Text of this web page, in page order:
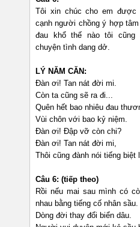
Tôi xin chúc cho em được
cạnh người chồng ý hợp
đau khổ thế nào tôi cũng
chuyện tình dang dở.
LÝ NĂM CĂN:
Đàn ơi! Tan nát đời mi.
Còn ta cũng sẽ ra đi...
Quên hết bao nhiêu đau
Vùi chôn với bao kỷ niệm.
Đàn ơi! Đập vỡ còn chi?
Đàn ơi! Tan nát đời mi,
Thôi cũng đành nói tiếng biệt
Câu 6: (tiếp theo)
Rồi nếu mai sau mình có
nhau bằng tiếng cố nhân sầu.
Dòng đời thay đổi biển dâu.